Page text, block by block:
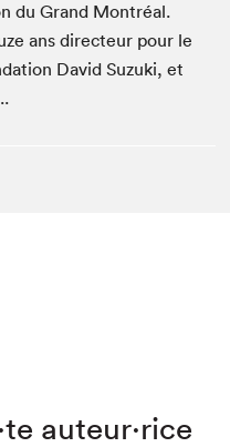
du Grand Montréal.
ans directeur pour le
David Suzuki, et
auteur·rice